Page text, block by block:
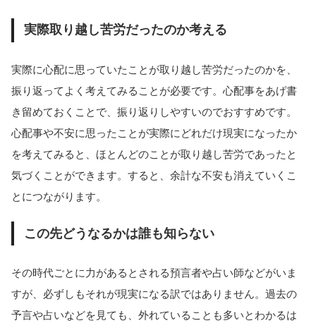
実際取り越し苦労だったのか考える
実際に心配に思っていたことが取り越し苦労だったのかを、
振り返ってよく考えてみることが必要です。心配事をあげ書
き留めておくことで、振り返りしやすいのでおすすめです。
心配事や不安に思ったことが実際にどれだけ現実になったか
を考えてみると、ほとんどのことが取り越し苦労であったと
気づくことができます。すると、余計な不安も消えていくこ
とにつながります。
この先どうなるかは誰も知らない
その時代ごとに力があるとされる預言者や占い師などがいま
すが、必ずしもそれが現実になる訳ではありません。過去の
予言や占いなどを見ても、外れていることも多いとわかるは